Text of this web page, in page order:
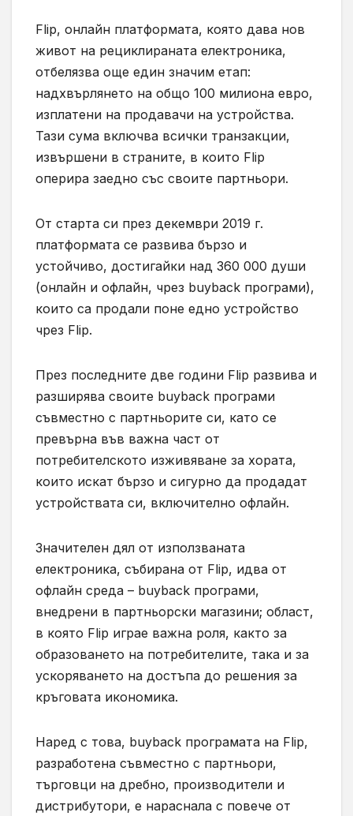
Flip, онлайн платформата, която дава нов
живот на рециклираната електроника,
отбелязва още един значим етап:
надхвърлянето на общо 100 милиона евро,
изплатени на продавачи на устройства.
Тази сума включва всички транзакции,
извършени в страните, в които Flip
оперира заедно със своите партньори.
От старта си през декември 2019 г.
платформата се развива бързо и
устойчиво, достигайки над 360 000 души
(онлайн и офлайн, чрез buyback програми),
които са продали поне едно устройство
чрез Flip.
През последните две години Flip развива и
разширява своите buyback програми
съвместно с партньорите си, като се
превърна във важна част от
потребителското изживяване за хората,
които искат бързо и сигурно да продадат
устройствата си, включително офлайн.
Значителен дял от използваната
електроника, събирана от Flip, идва от
офлайн среда – buyback програми,
внедрени в партньорски магазини; област,
в която Flip играе важна роля, както за
образоването на потребителите, така и за
ускоряването на достъпа до решения за
кръговата икономика.
Наред с това, buyback програмата на Flip,
разработена съвместно с партньори,
търговци на дребно, производители и
дистрибутори, е нараснала с повече от